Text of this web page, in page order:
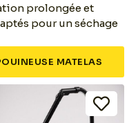
prolongée et
pour un séchage
MATELAS